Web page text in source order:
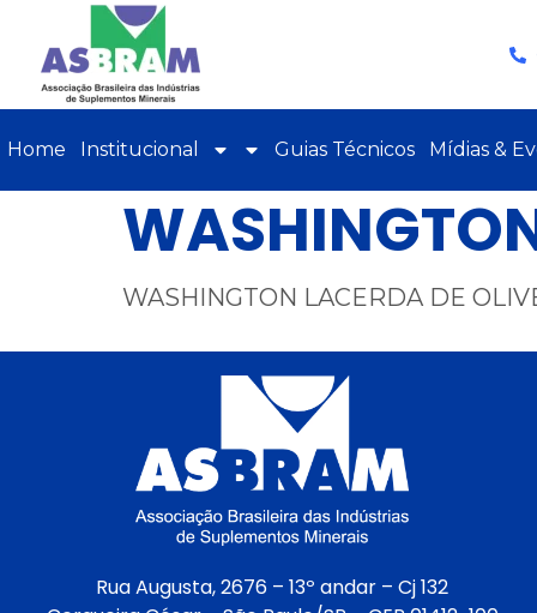
Home Institucional Guias Técnicos Mídias &
WASHINGTON LACERDA DE
Rua Augusta, 2676 – 13º andar – Cj 132